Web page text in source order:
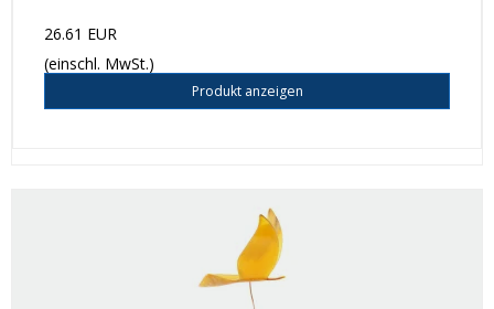
26.61 EUR
(einschl. MwSt.)
Produkt anzeigen